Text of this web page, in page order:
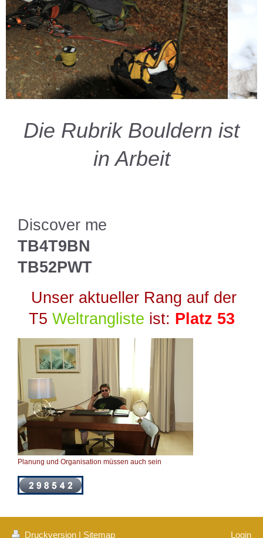
Die Rubrik Bouldern ist
in Arbeit
Discover me
TB4T9BN
TB52PWT
Unser aktueller Rang auf der
T5 Weltrangliste ist: Platz 53
Planung und Organisation müssen auch sein
Druckversion | Sitemap Login